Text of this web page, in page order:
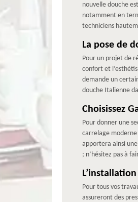
nouvelle douche
notamment en
techniciens
La pose de
Pour un projet de
confort et
demande un
douche Italienne
Choisissez
Pour donner une
carrelage
apportera ainsi
; n’hésitez pas à
Pour tous vos
assureront des